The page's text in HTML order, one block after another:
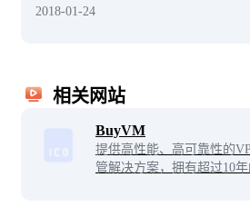
2018-01-24
相关网站
BuyVM
提供高性能、高可靠性的
管解决方案，拥有超过10